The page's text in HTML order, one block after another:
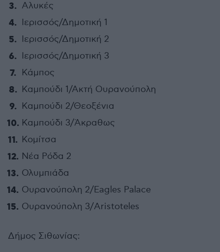
Αλυκές
Ιερισσός/Δημοτική 1
Ιερισσός/Δημοτική 2
Ιερισσός/Δημοτική 3
Κάμπος
Καμπούδι 1/Ακτή Ουρανούπολη
Καμπούδι 2/Θεοξένια
Καμπούδι 3/Άκραθως
Κομίτσα
Νέα Ρόδα 2
Ολυμπιάδα
Ουρανούπολη 2/Eagles Palace
Ουρανούπολη 3/Aristoteles
Δήμος Σιθωνίας: